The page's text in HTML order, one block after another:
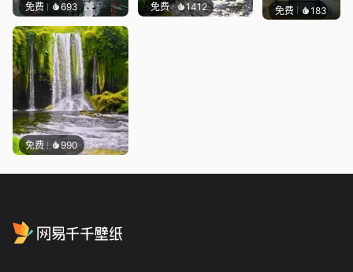
免费 693 免费 1412
免费 990
免费 183好看